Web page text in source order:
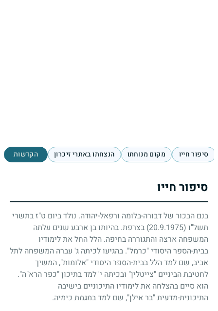
סיפור חייו מקום מנוחתו הנצחתו באתרי זיכרון הקדשות
סיפור חייו
בנם הבכור של דבורה-בלומה ורפאל-יהודה. נולד ביום ט"ז בתשרי
תשל"ו (20.9.1975)
בצרפת. בהיותו בן ארבע שנים עלתה
המשפחה ארצה והתגוררה בחיפה. הלל החל את לימודיו
בבית-הספר היסודי "כרמל". בהגיעו לכיתה ג' עברה המשפחה לתל
אביב, שם למד הלל בבית-הספר היסודי "אלומות", המשיך
לחטיבת הביניים "צייטלין" ובכיתה י' למד בתיכון "כפר הרא"ה".
הוא סיים בהצלחה את לימודיו התיכוניים בישיבה
התיכונית-מדעית "בר אילן", שם למד במגמת כימיה.